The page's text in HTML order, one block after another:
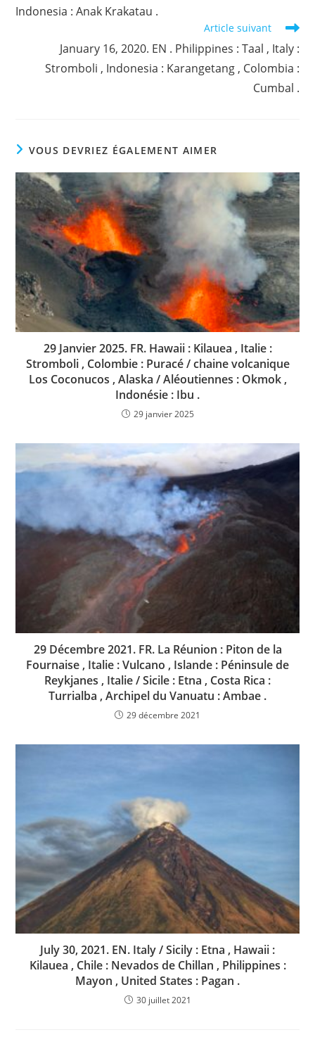
Indonesia : Anak Krakatau .
Article suivant
January 16, 2020. EN . Philippines : Taal , Italy :
Stromboli , Indonesia : Karangetang , Colombia :
Cumbal .
VOUS DEVRIEZ ÉGALEMENT AIMER
29 Janvier 2025. FR. Hawaii : Kilauea , Italie :
Stromboli , Colombie : Puracé / chaine volcanique
Los Coconucos , Alaska / Aléoutiennes : Okmok ,
Indonésie : Ibu .
29 janvier 2025
29 Décembre 2021. FR. La Réunion : Piton de la
Fournaise , Italie : Vulcano , Islande : Péninsule de
Reykjanes , Italie / Sicile : Etna , Costa Rica :
Turrialba , Archipel du Vanuatu : Ambae .
29 décembre 2021
July 30, 2021. EN. Italy / Sicily : Etna , Hawaii :
Kilauea , Chile : Nevados de Chillan , Philippines :
Mayon , United States : Pagan .
30 juillet 2021